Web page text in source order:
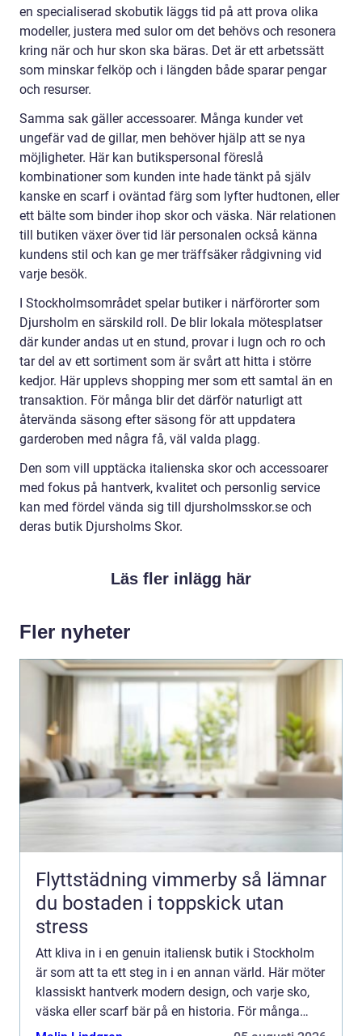
en specialiserad skobutik läggs tid på att prova olika
modeller, justera med sulor om det behövs och resonera
kring när och hur skon ska bäras. Det är ett arbetssätt
som minskar felköp och i längden både sparar pengar
och resurser.
Samma sak gäller accessoarer. Många kunder vet
ungefär vad de gillar, men behöver hjälp att se nya
möjligheter. Här kan butikspersonal föreslå
kombinationer som kunden inte hade tänkt på själv
kanske en scarf i oväntad färg som lyfter hudtonen, eller
ett bälte som binder ihop skor och väska. När relationen
till butiken växer över tid lär personalen också känna
kundens stil och kan ge mer träffsäker rådgivning vid
varje besök.
I Stockholmsområdet spelar butiker i närförorter som
Djursholm en särskild roll. De blir lokala mötesplatser
där kunder andas ut en stund, provar i lugn och ro och
tar del av ett sortiment som är svårt att hitta i större
kedjor. Här upplevs shopping mer som ett samtal än en
transaktion. För många blir det därför naturligt att
återvända säsong efter säsong för att uppdatera
garderoben med några få, väl valda plagg.
Den som vill upptäcka italienska skor och accessoarer
med fokus på hantverk, kvalitet och personlig service
kan med fördel vända sig till djursholmsskor.se och
deras butik Djursholms Skor.
Läs fler inlägg här
Fler nyheter
Flyttstädning vimmerby så lämnar
du bostaden i toppskick utan
stress
Att kliva in i en genuin italiensk butik i Stockholm
är som att ta ett steg in i en annan värld. Här möter
klassiskt hantverk modern design, och varje sko,
väska eller scarf bär på en historia. För många
handlar shopping inte längre bara om att köpa ...